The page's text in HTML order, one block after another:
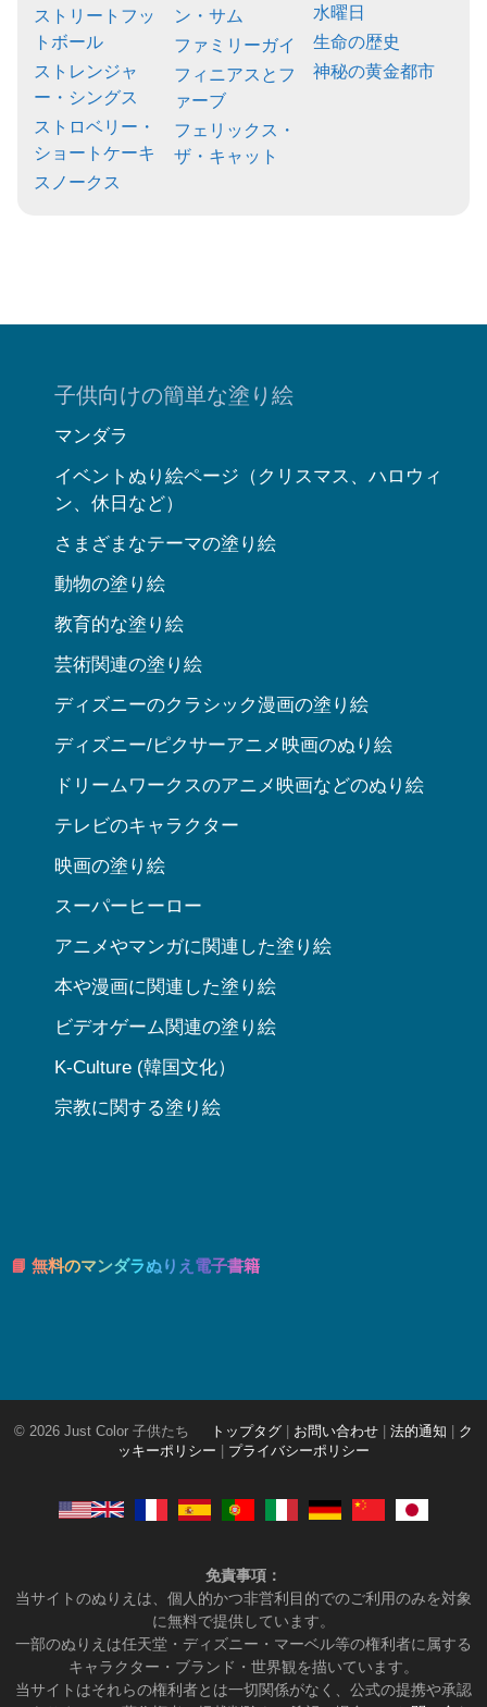
ストリートフッ
トボール
ストレンジャ
ー・シングス
ストロベリー・
ショートケーキ
スノークス
ン・サム
ファミリーガイ
フィニアスとフ
ァーブ
フェリックス・
ザ・キャット
水曜日
生命の歴史
神秘の黄金都市
子供向けの簡単な塗り絵
マンダラ
イベントぬり絵ページ（クリスマス、ハロウィ
ン、休日など）
さまざまなテーマの塗り絵
動物の塗り絵
教育的な塗り絵
芸術関連の塗り絵
ディズニーのクラシック漫画の塗り絵
ディズニー/ピクサーアニメ映画のぬり絵
ドリームワークスのアニメ映画などのぬり絵
テレビのキャラクター
映画の塗り絵
スーパーヒーロー
アニメやマンガに関連した塗り絵
本や漫画に関連した塗り絵
ビデオゲーム関連の塗り絵
K-Culture (韓国文化）
宗教に関する塗り絵
📘 無料のマンダラぬりえ電子書籍
© 2026 Just Color 子供たち トップタグ お問い合わせ 法的通知
ク
ッキーポリシー
プライバシーポリシー
免責事項：
当サイトのぬりえは、個人的かつ非営利目的でのご利用のみを対象
に無料で提供しています。
一部のぬりえは任天堂・ディズニー・マーベル等の権利者に属する
キャラクター・ブランド・世界観を描いています。
当サイトはそれらの権利者とは一切関係がなく、公式の提携や承認